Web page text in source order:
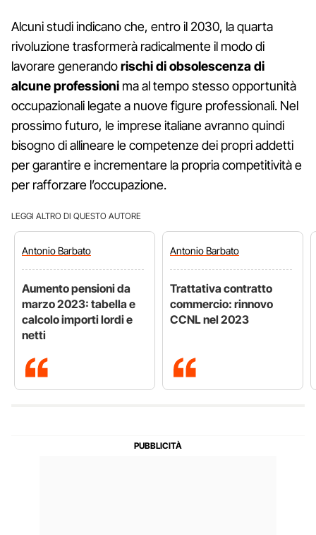
Alcuni studi indicano che, entro il 2030, la quarta
rivoluzione trasformerà radicalmente il modo di
lavorare generandorischi di obsolescenza di
alcune professioni ma al tempo stesso opportunità
occupazionali legate a nuove figure professionali. Nel
prossimo futuro, le imprese italiane avranno quindi
bisogno di allineare le competenze dei propri addetti
per garantire e incrementare la propria competitività e
per rafforzare l’occupazione.
LEGGI ALTRO DI QUESTO AUTORE
AntonioBarbato
Aumento pensioni da
marzo 2023: tabella e
calcolo importi lordi e
netti
AntonioBarbato
Trattativa contratto
commercio: rinnovo
CCNL nel 2023